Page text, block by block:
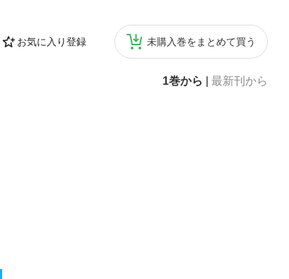
お気に入り登録 未購入巻をまとめて買う
1巻から 最新刊から